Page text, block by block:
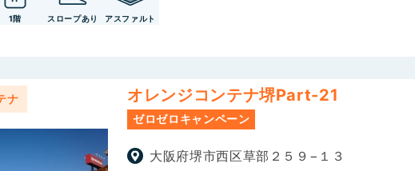
1階 スロープあり アスファルト
ナ オレンジコンテナ堺Part-21
ゼロゼロキャンペーン
大阪府堺市西区草部２５９−１３
探す
関東
大阪
兵庫